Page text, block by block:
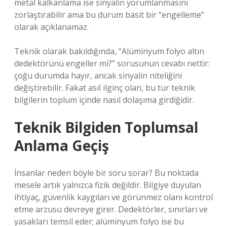
metal kalkanlama ise sinyalin yorumlanmasını
zorlaştırabilir ama bu durum basit bir “engelleme”
olarak açıklanamaz.
Teknik olarak bakıldığında, “Alüminyum folyo altın
dedektörünü engeller mi?” sorusunun cevabı nettir:
çoğu durumda hayır, ancak sinyalin niteliğini
değiştirebilir. Fakat asıl ilginç olan, bu tür teknik
bilgilerin toplum içinde nasıl dolaşıma girdiğidir.
Teknik Bilgiden Toplumsal
Anlama Geçiş
İnsanlar neden böyle bir soru sorar? Bu noktada
mesele artık yalnızca fizik değildir. Bilgiye duyulan
ihtiyaç, güvenlik kaygıları ve görünmez olanı kontrol
etme arzusu devreye girer. Dedektörler, sınırları ve
yasakları temsil eder; alüminyum folyo ise bu